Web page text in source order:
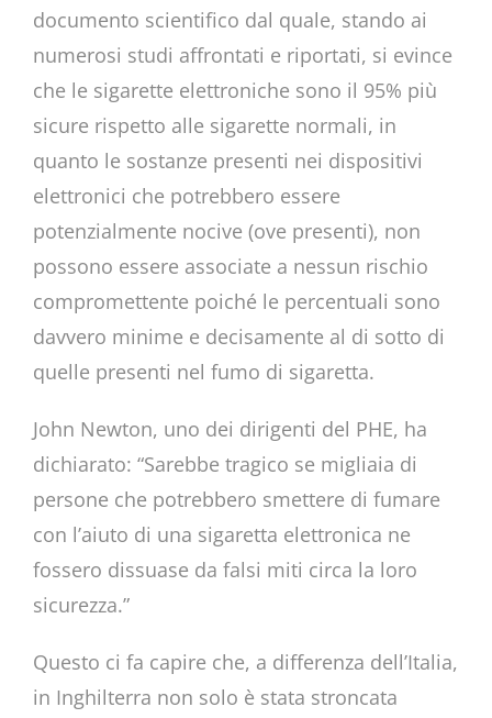
documento scientifico dal quale, stando ai
numerosi studi affrontati e riportati, si evince
che le sigarette elettroniche sono il 95% più
sicure rispetto alle sigarette normali, in
quanto le sostanze presenti nei dispositivi
elettronici che potrebbero essere
potenzialmente nocive (ove presenti), non
possono essere associate a nessun rischio
compromettente poiché le percentuali sono
davvero minime e decisamente al di sotto di
quelle presenti nel fumo di sigaretta.
John Newton, uno dei dirigenti del PHE, ha
dichiarato: “Sarebbe tragico se migliaia di
persone che potrebbero smettere di fumare
con l’aiuto di una sigaretta elettronica ne
fossero dissuase da falsi miti circa la loro
sicurezza.”
Questo ci fa capire che, a differenza dell’Italia,
in Inghilterra non solo è stata stroncata